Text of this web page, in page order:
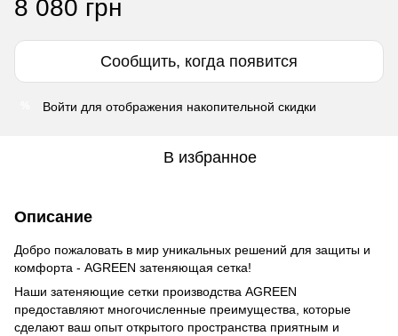
8 080 грн
Сообщить, когда появится
Войти для отображения накопительной скидки
В избранное
Описание
Добро пожаловать в мир уникальных решений для защиты и
комфорта - AGREEN затеняющая сетка!
Наши затеняющие сетки производства AGREEN
предоставляют многочисленные преимущества, которые
сделают ваш опыт открытого пространства приятным и